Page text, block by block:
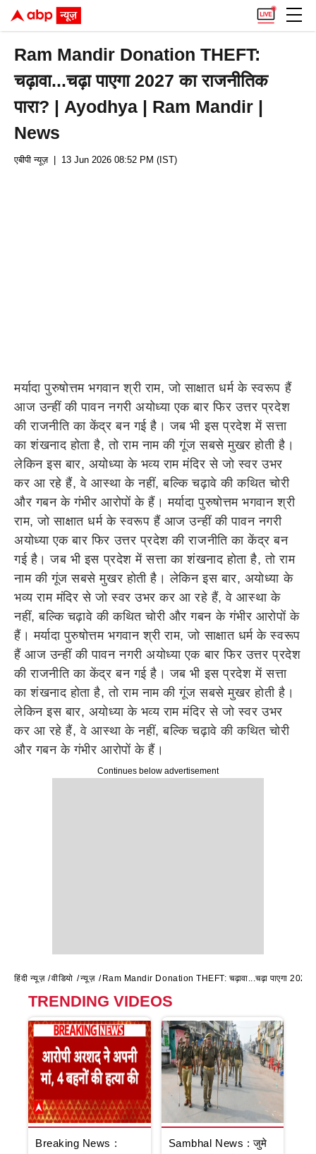
Ram Mandir Donation THEFT:
चढ़ावा...चढ़ा पाएगा 2027 का राजनीतिक
पारा? | Ayodhya | Ram Mandir |
News
एबीपी न्यूज़| 13 Jun 2026 08:52 PM (IST)
मर्यादा पुरुषोत्तम भगवान श्री राम, जो साक्षात धर्म के स्वरूप हैं
आज उन्हीं की पावन नगरी अयोध्या एक बार फिर उत्तर प्रदेश
की राजनीति का केंद्र बन गई है। जब भी इस प्रदेश में सत्ता
का शंखनाद होता है, तो राम नाम की गूंज सबसे मुखर होती है।
लेकिन इस बार, अयोध्या के भव्य राम मंदिर से जो स्वर उभर
कर आ रहे हैं, वे आस्था के नहीं, बल्कि चढ़ावे की कथित चोरी
और गबन के गंभीर आरोपों के हैं। मर्यादा पुरुषोत्तम भगवान श्री
राम, जो साक्षात धर्म के स्वरूप हैं आज उन्हीं की पावन नगरी
अयोध्या एक बार फिर उत्तर प्रदेश की राजनीति का केंद्र बन
गई है। जब भी इस प्रदेश में सत्ता का शंखनाद होता है, तो राम
नाम की गूंज सबसे मुखर होती है। लेकिन इस बार, अयोध्या के
भव्य राम मंदिर से जो स्वर उभर कर आ रहे हैं, वे आस्था के
नहीं, बल्कि चढ़ावे की कथित चोरी और गबन के गंभीर आरोपों के
हैं। मर्यादा पुरुषोत्तम भगवान श्री राम, जो साक्षात धर्म के स्वरूप
हैं आज उन्हीं की पावन नगरी अयोध्या एक बार फिर उत्तर प्रदेश
की राजनीति का केंद्र बन गई है। जब भी इस प्रदेश में सत्ता
का शंखनाद होता है, तो राम नाम की गूंज सबसे मुखर होती है।
लेकिन इस बार, अयोध्या के भव्य राम मंदिर से जो स्वर उभर
कर आ रहे हैं, वे आस्था के नहीं, बल्कि चढ़ावे की कथित चोरी
और गबन के गंभीर आरोपों के हैं।
Continues below advertisement
हिंदी न्यूज़ वीडियो न्यूज़ Ram Mandir Donation THEFT: चढ़ावा...चढ़ा पाएगा
TRENDING VIDEOS
Breaking News :
Sambhal News : जुमे